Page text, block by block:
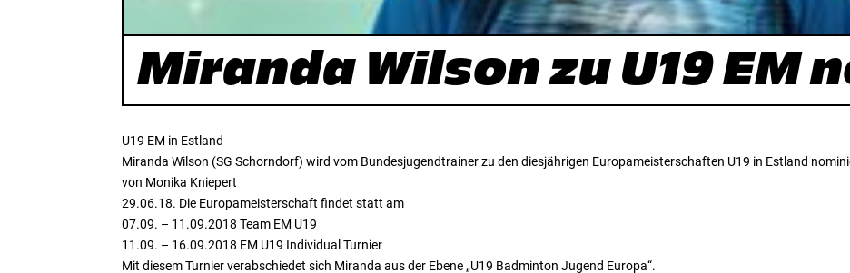
Miranda Wilson zu U19 EM
U19 EM in Estland
Miranda Wilson (SG Schorndorf) wird vom Bundesjugendtrainer zu den diesjährigen Europameisterschaften U19 in Estland
von Monika Kniepert
29.06.18. Die Europameisterschaft findet statt am
07.09. – 11.09.2018 Team EM U19
11.09. – 16.09.2018 EM U19 Individual Turnier
Mit diesem Turnier verabschiedet sich Miranda aus der Ebene „U19 Badminton Jugend Europa“.